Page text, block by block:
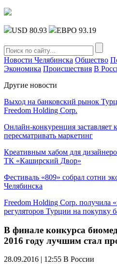
USD 80.93 ЕВРО 93.19
Новости Челябинска Общество
Экономика Происшествия В
Другие новости
Выход на банковский рынок
Freedom Holding Corp.
Онлайн-конкуренция заставляет
пересматривать маркетинг
Креативным хабом для
ТК «Каширский Двор»
Фестиваль «809» собрал сотни
Челябинска
Freedom Holding Corp. получила
регуляторов Турции на покупку
В финале конкурса
2016 году лучшим стал
28.09.2016 | 12:55 В России